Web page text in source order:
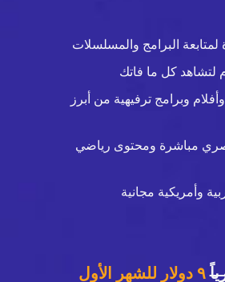
البرامج والمسلسلات
وبرامج ترفيهية من أبرز
مباشرة ومحتوى رياضي
٩ دولار للشهر الأول